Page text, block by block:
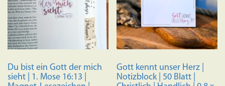
Du bist ein Gott der mich
sieht | 1. Mose 16:13 |
Gott kennt unser Herz |
Notizblock | 50 Blatt |